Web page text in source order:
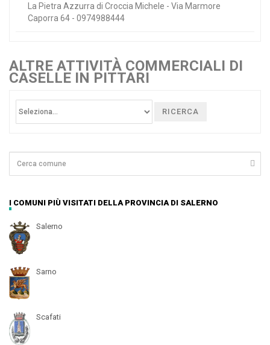
La Pietra Azzurra di Croccia Michele - Via Marmore
Caporra 64 - 0974988444
ALTRE ATTIVITÀ COMMERCIALI DI
CASELLE IN PITTARI
RICERCA
I COMUNI PIÙ VISITATI DELLA PROVINCIA DI SALERNO
Salerno
Sarno
Scafati